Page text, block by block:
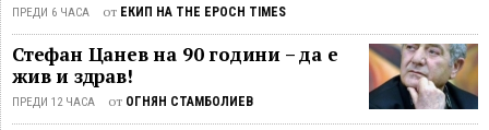
ПРЕДИ 6 ЧАСА от ЕКИП НА THE EPOCH TIMES
Стефан Цанев на 90 години – да е
жив и здрав!
ПРЕДИ 12 ЧАСА от ОГНЯН СТАМБОЛИЕВ